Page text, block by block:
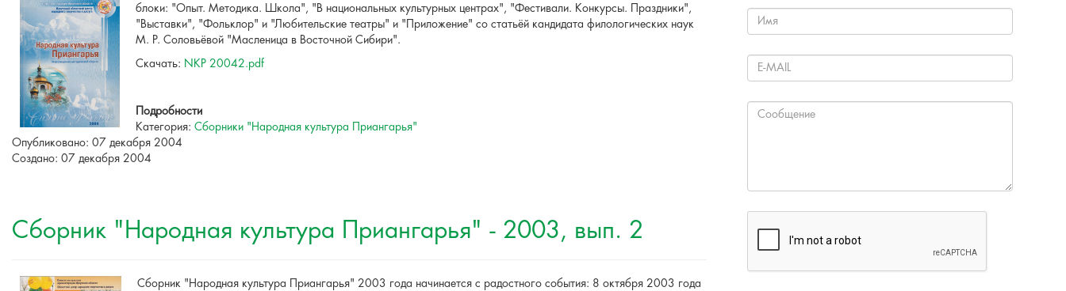
блоки: "Опыт. Методика. Школа", "В национальных культурных центрах", "Фестивали. Конкурсы. Праздники",
"Выставки", "Фольклор" и "Любительские театры" и "Приложение" со статьёй кандидата филологических наук
М. Р. Соловьёвой "Масленица в Восточной Сибири".
Скачать: NKP 20042.pdf
Подробности
Категория: Сборники "Народная культура Приангарья"
Опубликовано: 07 декабря 2004
Создано: 07 декабря 2004
Сборник "Народная культура Приангарья" - 2003, вып. 2
Сборник "Народная культура Приангарья" 2003 года начинается с радостного события: 8 октября 2003 года